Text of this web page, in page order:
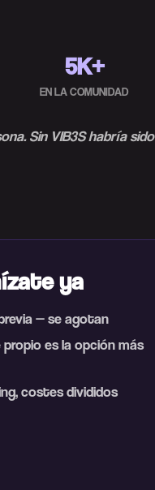
5K+
EN LA COMUNIDAD
Sin VIB3S habría sido
ya
— se agotan
es la opción más
costes divididos